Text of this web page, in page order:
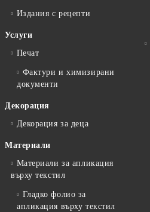
Издания с рецепти
Услуги
Печат
Фактури и химизирани
документи
Декорация
Декорация за деца
Материали
Материали за апликация
върху текстил
Гладко фолио за
апликация върху текстил